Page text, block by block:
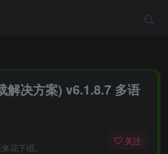
解决方案) v6.1.8.7 多语
花下眠。
关注